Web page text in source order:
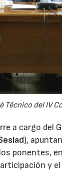
Técnico del IV
a cargo del
),
ponentes,
y